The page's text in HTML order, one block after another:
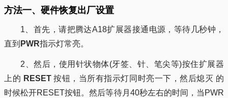
方法一、硬件恢复出厂设置
1、首先，请把腾达A18扩展器接通电源，等待几秒钟，
直到 PWR指示灯常亮。
2、然后，使用针状物体(牙签、针、笔尖等)按住扩展器
上的 RESET按钮，当所有指示灯同时亮一下，然后熄灭 的
时候松开RESET按钮。然后等待月40秒左右的时间，当PWR